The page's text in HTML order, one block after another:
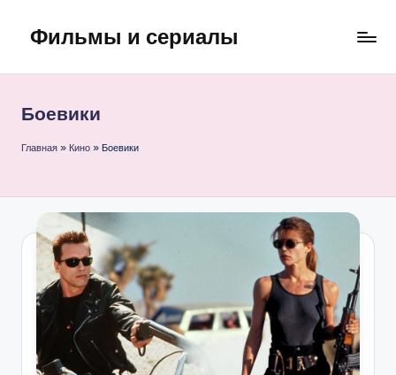
Перейти
содержимому
Фильмы и сериалы
Боевики
Главная » Кино » Боевики